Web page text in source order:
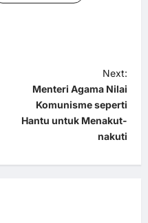
Next:
Menteri Agama Nilai
Komunisme seperti
Hantu untuk Menakut-
nakuti